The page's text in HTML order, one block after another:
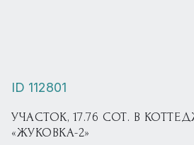
ID 112801
УЧАСТОК, 17.76 СОТ. В
«ЖУКОВКА-2»